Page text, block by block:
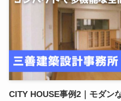
CITY HOUSE事例2｜モダン